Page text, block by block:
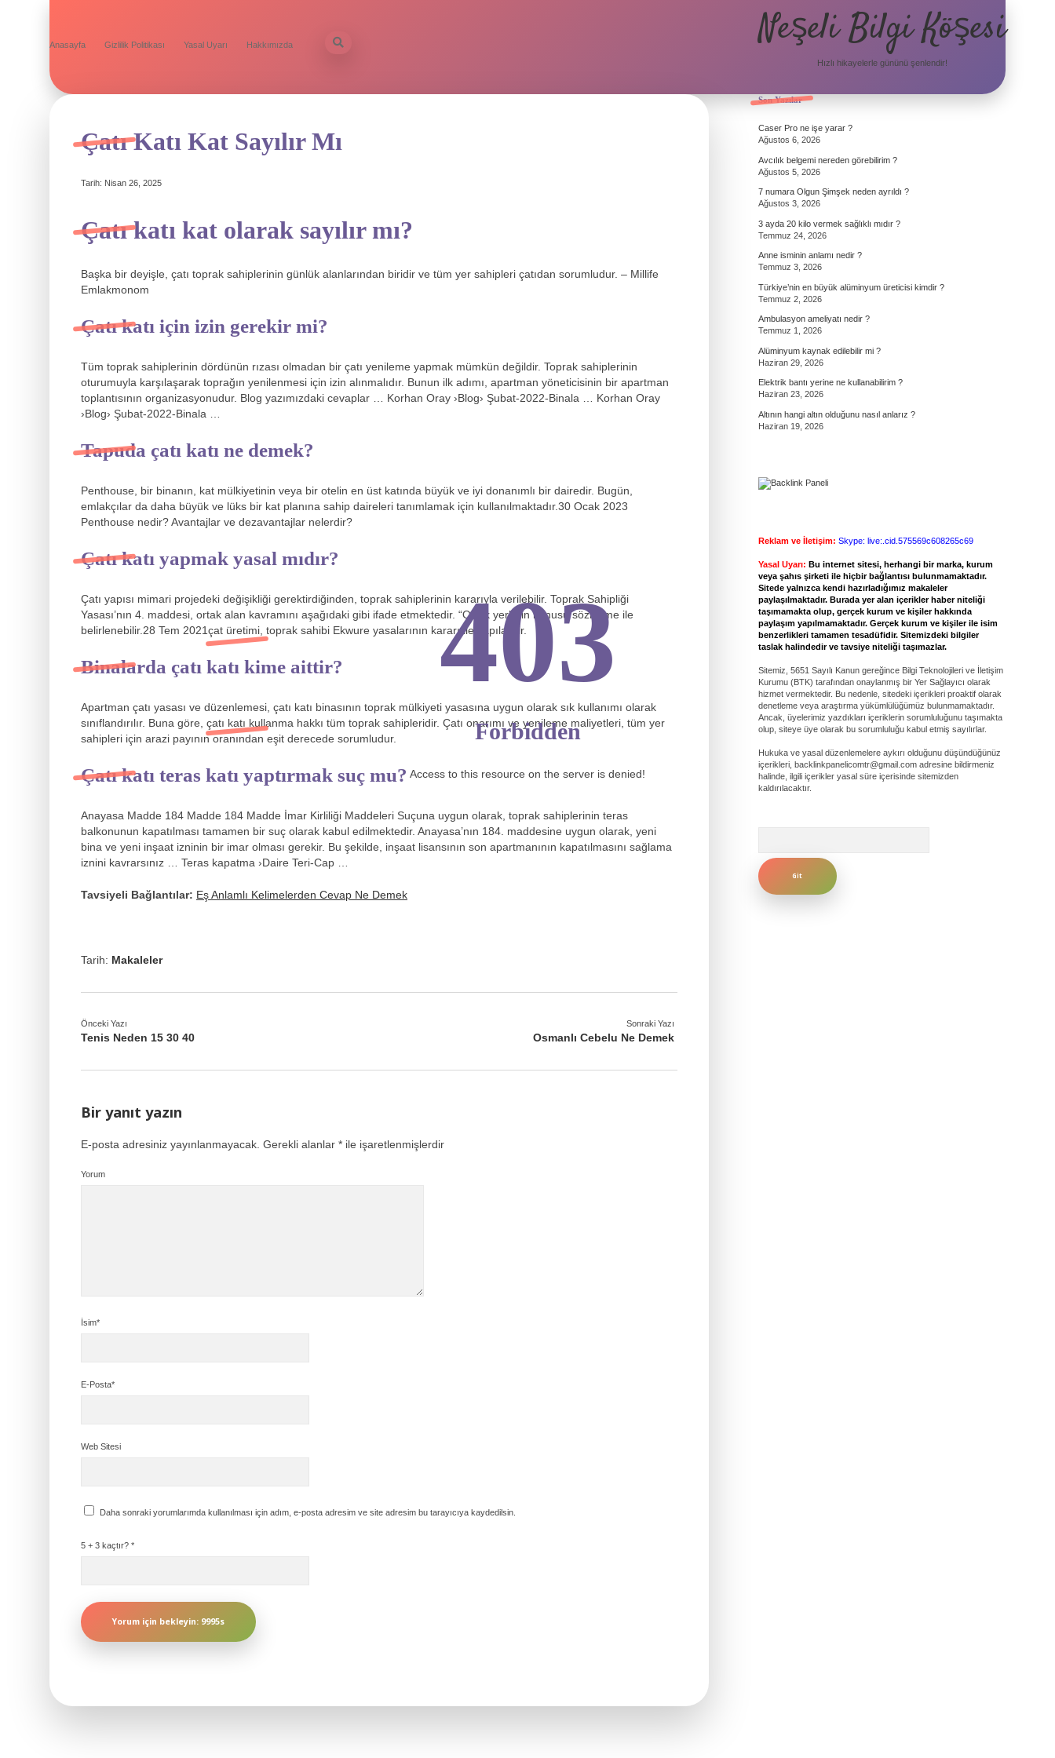
Anasayfa Gizlilik Politikası Yasal Uyarı Hakkımızda Neşeli Bilgi Köşesi
Hızlı hikayelerle gününü şenlendir!
Çatı Katı Kat Sayılır Mı
Tarih: Nisan 26, 2025
Çatı katı kat olarak sayılır mı?
Başka bir deyişle, çatı toprak sahiplerinin günlük alanlarından biridir ve tüm yer sahipleri çatıdan sorumludur. – Millife
Emlakmonom
Çatı katı için izin gerekir mi?
Tüm toprak sahiplerinin dördünün rızası olmadan bir çatı yenileme yapmak mümkün değildir. Toprak sahiplerinin
oturumuyla karşılaşarak toprağın yenilenmesi için izin alınmalıdır. Bunun ilk adımı, apartman yöneticisinin bir apartman
toplantısının organizasyonudur. Blog yazımızdaki cevaplar … Korhan Oray ›Blog› Şubat-2022-Binala … Korhan Oray
›Blog› Şubat-2022-Binala …
Tapuda çatı katı ne demek?
Penthouse, bir binanın, kat mülkiyetinin veya bir otelin en üst katında büyük ve iyi donanımlı bir dairedir. Bugün,
emlakçılar da daha büyük ve lüks bir kat planına sahip daireleri tanımlamak için kullanılmaktadır.30 Ocak 2023
Penthouse nedir? Avantajlar ve dezavantajlar nelerdir?
Çatı katı yapmak yasal mıdır?
Çatı yapısı mimari projedeki değişikliği gerektirdiğinden, toprak sahiplerinin kararıyla verilebilir. Toprak Sahipliği
Yasası’nın 4. maddesi, ortak alan kavramını aşağıdaki gibi ifade etmektedir. “Ortak yerlerin konusu sözleşme ile
belirlenebilir.28 Tem 2021çat üretimi, toprak sahibi Ekwure yasalarının kararı ile yapılabilir.
Binalarda çatı katı kime aittir?
Apartman çatı yasası ve düzenlemesi, çatı katı binasının toprak mülkiyeti yasasına uygun olarak sık kullanımı olarak
sınıflandırılır. Buna göre, çatı katı kullanma hakkı tüm toprak sahipleridir. Çatı onarımı ve yenileme maliyetleri, tüm yer
sahipleri için arazi payının oranından eşit derecede sorumludur.
Çatı katı teras katı yaptırmak suç mu?
Anayasa Madde 184 Madde 184 Madde İmar Kirliliği Maddeleri Suçuna uygun olarak, toprak sahiplerinin teras
balkonunun kapatılması tamamen bir suç olarak kabul edilmektedir. Anayasa’nın 184. maddesine uygun olarak, yeni
bina ve yeni inşaat izninin bir imar olması gerekir. Bu şekilde, inşaat lisansının son apartmanının kapatılmasını sağlama
iznini kavrarsınız … Teras kapatma ›Daire Teri-Cap …
Tavsiyeli Bağlantılar: Eş Anlamlı Kelimelerden Cevap Ne Demek
Tarih: Makaleler
Önceki Yazı
Tenis Neden 15 30 40
Sonraki Yazı
Osmanlı Cebelu Ne Demek
Bir yanıt yazın
E-posta adresiniz yayınlanmayacak. Gerekli alanlar * ile işaretlenmişlerdir
Yorum
İsim*
E-Posta*
Web Sitesi
Daha sonraki yorumlarımda kullanılması için adım, e-posta adresim ve site adresim bu tarayıcıya kaydedilsin.
5 + 3 kaçtır? *
Sidebar
Son Yazılar
Caser Pro ne işe yarar ?
Ağustos 6, 2026
Avcılık belgemi nereden görebilirim ?
Ağustos 5, 2026
7 numara Olgun Şimşek neden ayrıldı ?
Ağustos 3, 2026
3 ayda 20 kilo vermek sağlıklı mıdır ?
Temmuz 24, 2026
Anne isminin anlamı nedir ?
Temmuz 3, 2026
Türkiye’nin en büyük alüminyum üreticisi kimdir ?
Temmuz 2, 2026
Ambulasyon ameliyatı nedir ?
Temmuz 1, 2026
Alüminyum kaynak edilebilir mi ?
Haziran 29, 2026
Elektrik bantı yerine ne kullanabilirim ?
Haziran 23, 2026
Altının hangi altın olduğunu nasıl anlarız ?
Haziran 19, 2026
Reklam ve İletişim: Skype: live:.cid.575569c608265c69
Yasal Uyarı: Bu internet sitesi, herhangi bir marka, kurum
veya şahıs şirketi ile hiçbir bağlantısı bulunmamaktadır.
Sitede yalnızca kendi hazırladığımız makaleler
paylaşılmaktadır. Burada yer alan içerikler haber niteliği
taşımamakta olup, gerçek kurum ve kişiler hakkında
paylaşım yapılmamaktadır. Gerçek kurum ve kişiler ile isim
benzerlikleri tamamen tesadüfidir. Sitemizdeki bilgiler
taslak halindedir ve tavsiye niteliği taşımazlar.
Sitemiz, 5651 Sayılı Kanun gereğince Bilgi Teknolojileri ve İletişim
Kurumu (BTK) tarafından onaylanmış bir Yer Sağlayıcı olarak
hizmet vermektedir. Bu nedenle, sitedeki içerikleri proaktif olarak
denetleme veya araştırma yükümlülüğümüz bulunmamaktadır.
Ancak, üyelerimiz yazdıkları içeriklerin sorumluluğunu taşımakta
olup, siteye üye olarak bu sorumluluğu kabul etmiş sayılırlar.
Hukuka ve yasal düzenlemelere aykırı olduğunu düşündüğünüz
içerikleri, backlinkpanelicomtr@gmail.comadresine bildirmeniz
halinde, ilgili içerikler yasal süre içerisinde sitemizden
kaldırılacaktır.
403
Forbidden
Access to this resource on the server is denied!